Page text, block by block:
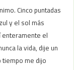
Cinco puntadas
y el sol más
enteramente el
la vida, dije un
tiempo me dijo